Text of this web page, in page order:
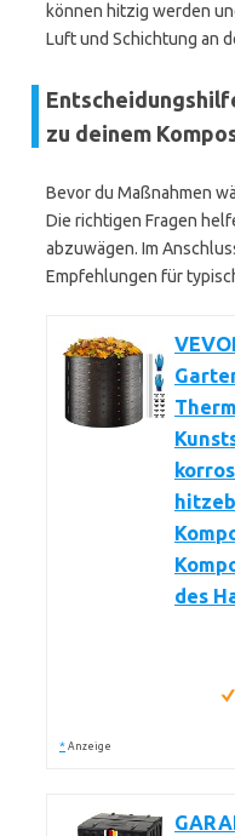
können hitzig werden
Luft und Schichtung an
zu deinem
Bevor du Maßnahmen
Die richtigen Fragen
abzuwägen. Im
Empfehlungen für
des
* Anzeige